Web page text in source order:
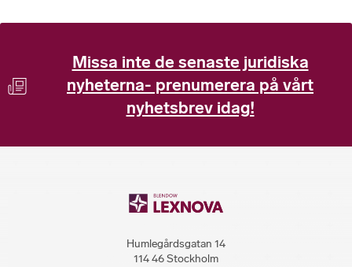
Missa inte de senaste juridiska
nyheterna- prenumerera på vårt
nyhetsbrev idag!
Humlegårdsgatan 14
114 46 Stockholm